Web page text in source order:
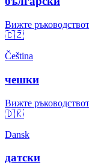
Вижте
🇨🇿
Čeština
чешки
Вижте
🇩🇰
Dansk
датски